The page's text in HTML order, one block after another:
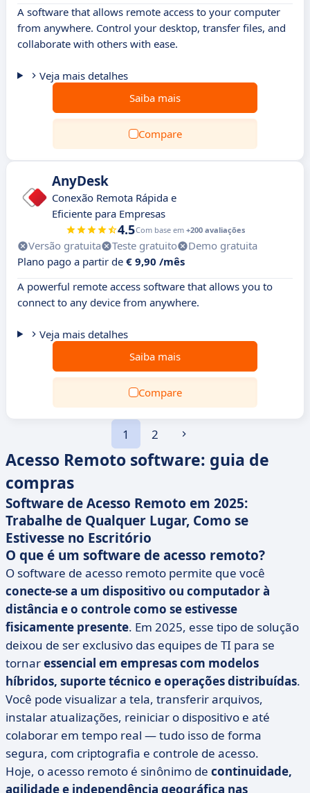
A software that allows remote access to your computer
from anywhere. Control your desktop, transfer files, and
collaborate with others with ease.
Veja mais detalhes
Saiba mais
Compare
AnyDesk
Conexão Remota Rápida e
Eficiente para Empresas
4.5Com base em +200 avaliações
Versão gratuita Teste gratuito
Demo gratuita
Plano pago a partir de € 9,90 /mês
A powerful remote access software that allows you to
connect to any device from anywhere.
Veja mais detalhes
Saiba mais
Compare
1 2
Acesso Remoto software: guia de
compras
Software de Acesso Remoto em 2025:
Trabalhe de Qualquer Lugar, Como se
Estivesse no Escritório
O que é um software de acesso remoto?
O software de acesso remoto permite que você
conecte-se a um dispositivo ou computador à
distância e o controle como se estivesse
fisicamente presente. Em 2025, esse tipo de solução
deixou de ser exclusivo das equipes de TI para se
tornaressencial em empresas com modelos
híbridos, suporte técnico e operações distribuídas.
Você pode visualizar a tela, transferir arquivos,
instalar atualizações, reiniciar o dispositivo e até
colaborar em tempo real — tudo isso de forma
segura, com criptografia e controle de acesso.
Hoje, o acesso remoto é sinônimo de continuidade,
agilidade e independência geográfica nas